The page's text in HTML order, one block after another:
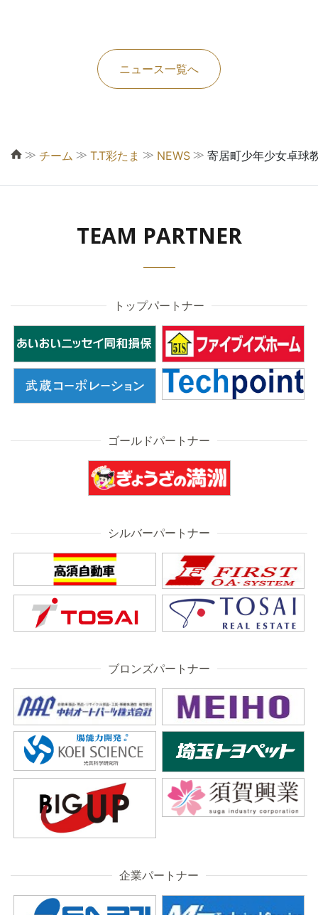
ニュース一覧へ
≫ チーム ≫ T.T彩たま ≫ NEWS ≫ 寄居町少年少女卓球
TEAM PARTNER
トップパートナー
ゴールドパートナー
シルバーパートナー
ブロンズパートナー
企業パートナー